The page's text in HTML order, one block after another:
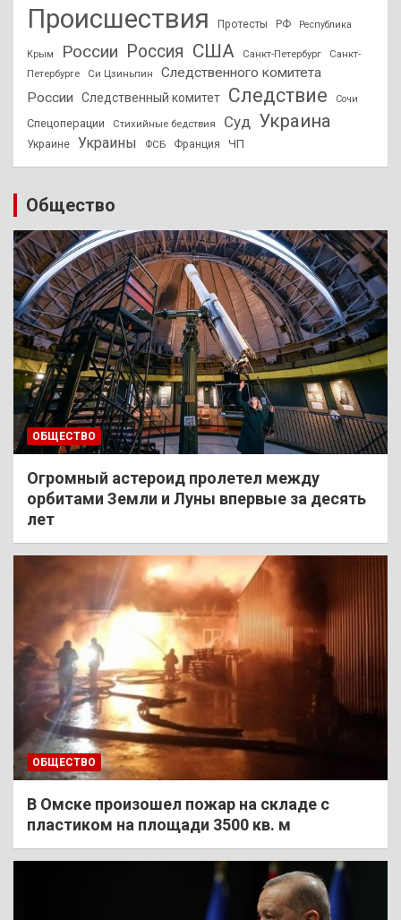
Происшествия Протесты РФ Республика
Крым России Россия США Санкт-Петербург
Санкт-
Петербурге
Си Цзиньпин
Следственного комитета
России
Следственный комитет Следствие Сочи
Спецоперации Стихийные бедствия Суд Украина
Украине Украины ФСБ Франция ЧП
Общество
ОБЩЕСТВО
Огромный астероид пролетел между
орбитами Земли и Луны впервые за десять
лет
ОБЩЕСТВО
В Омске произошел пожар на складе с
пластиком на площади 3500 кв. м